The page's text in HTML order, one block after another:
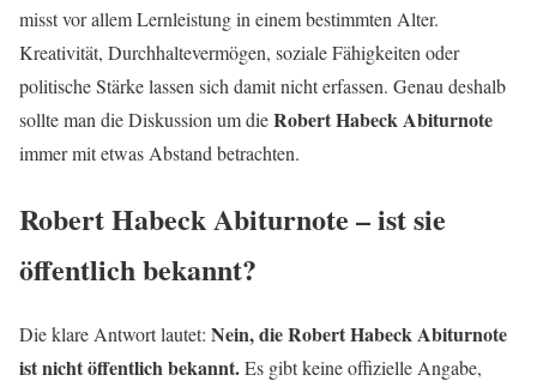
misst vor allem Lernleistung in einem bestimmten Alter.
Kreativität, Durchhaltevermögen, soziale Fähigkeiten oder
politische Stärke lassen sich damit nicht erfassen. Genau deshalb
sollte man die Diskussion um dieRobert Habeck Abiturnote
immer mit etwas Abstand betrachten.
Robert Habeck Abiturnote – ist sie
öffentlich bekannt?
Die klare Antwort lautet: Nein, die Robert Habeck Abiturnote
ist nicht öffentlich bekannt.Es gibt keine offizielle Angabe,